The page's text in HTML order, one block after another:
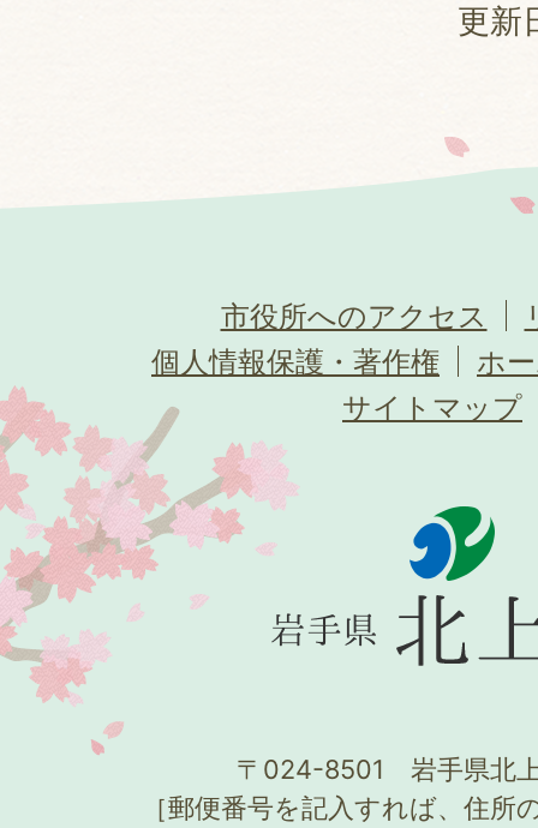
更新
市役所へのアクセス
個人情報保護・著作権
ホ
サイトマップ
〒024-8501 岩手県北
［郵便番号を記入すれば、住所